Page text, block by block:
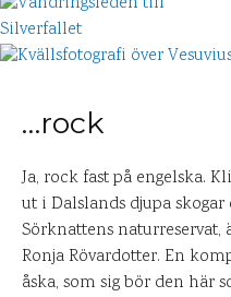
…rock
Ja, rock fast på engelska.
ut i Dalslands djupa
Sörknattens naturreservat,
Ronja Rövardotter. En
åska, som sig bör den här